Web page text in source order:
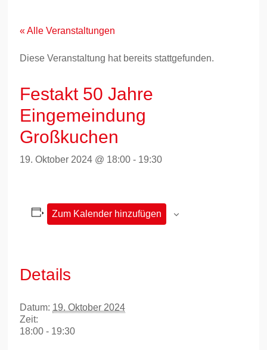
springen« Alle Veranstaltungen
Diese Veranstaltung hat bereits stattgefunden.
Festakt 50 Jahre
Eingemeindung
Großkuchen
19. Oktober 2024 @ 18:00 - 19:30
Zum Kalender hinzufügen
Details
Datum: 19. Oktober 2024
Zeit:
18:00 - 19:30